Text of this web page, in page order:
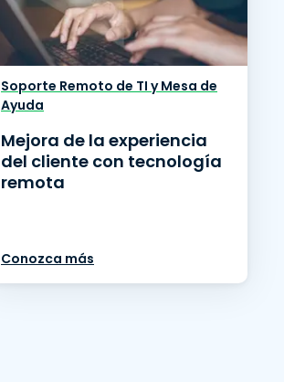
Soporte Remoto de TI y Mesa de
Ayuda
Mejora de la experiencia
del cliente con tecnología
remota
Conozca más